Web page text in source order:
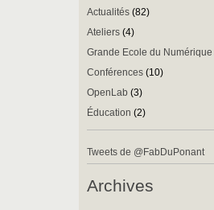
Actualités (82)
Ateliers (4)
Grande Ecole du Numérique
Conférences (10)
OpenLab (3)
Éducation (2)
Tweets de @FabDuPonant
Archives